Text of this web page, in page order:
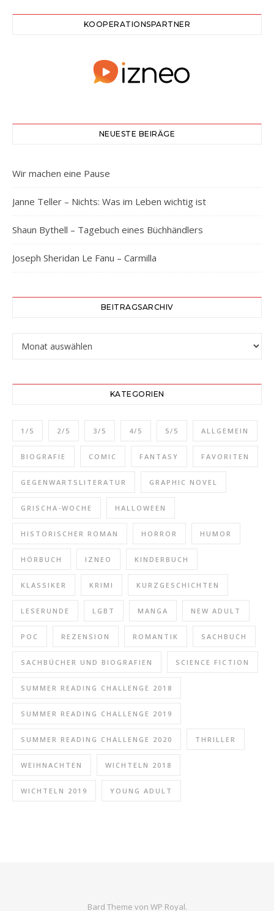
KOOPERATIONSPARTNER
NEUESTE BEIRÄGE
Wir machen eine Pause
Janne Teller – Nichts: Was im Leben wichtig ist
Shaun Bythell – Tagebuch eines Büchhändlers
Joseph Sheridan Le Fanu – Carmilla
BEITRAGSARCHIV
KATEGORIEN
1/5 2/5 3/5 4/5 5/5 ALLGEMEIN
BIOGRAFIE COMIC FANTASY FAVORITEN
GEGENWARTSLITERATUR GRAPHIC NOVEL
GRISCHA-WOCHE HALLOWEEN
HISTORISCHER ROMAN HORROR HUMOR
HÖRBUCH IZNEO KINDERBUCH
KLASSIKER KRIMI KURZGESCHICHTEN
LESERUNDE LGBT MANGA NEW ADULT
POC REZENSION ROMANTIK SACHBUCH
SACHBÜCHER UND BIOGRAFIEN SCIENCE FICTION
SUMMER READING CHALLENGE 2018
SUMMER READING CHALLENGE 2019
SUMMER READING CHALLENGE 2020 THRILLER
WEIHNACHTEN WICHTELN 2018
WICHTELN 2019 YOUNG ADULT
Bard Theme von WP Royal.